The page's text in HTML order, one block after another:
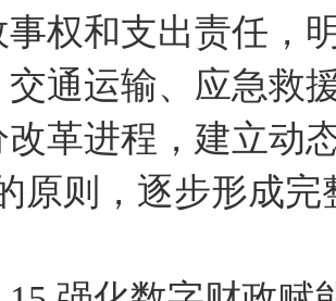
事权和支出责任，
交通运输、应急救
改革进程，建立动
原则，逐步形成